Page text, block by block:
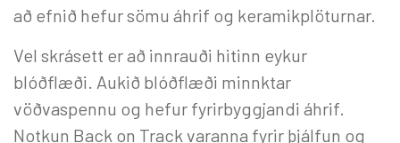
að efnið hefur sömu áhrif og keramikplöturnar.
Vel skrásett er að innrauði hitinn eykur
blóðflæði. Aukið blóðflæði minnktar
vöðvaspennu og hefur fyrirbyggjandi áhrif.
Notkun Back on Track varanna fyrir þjálfun og